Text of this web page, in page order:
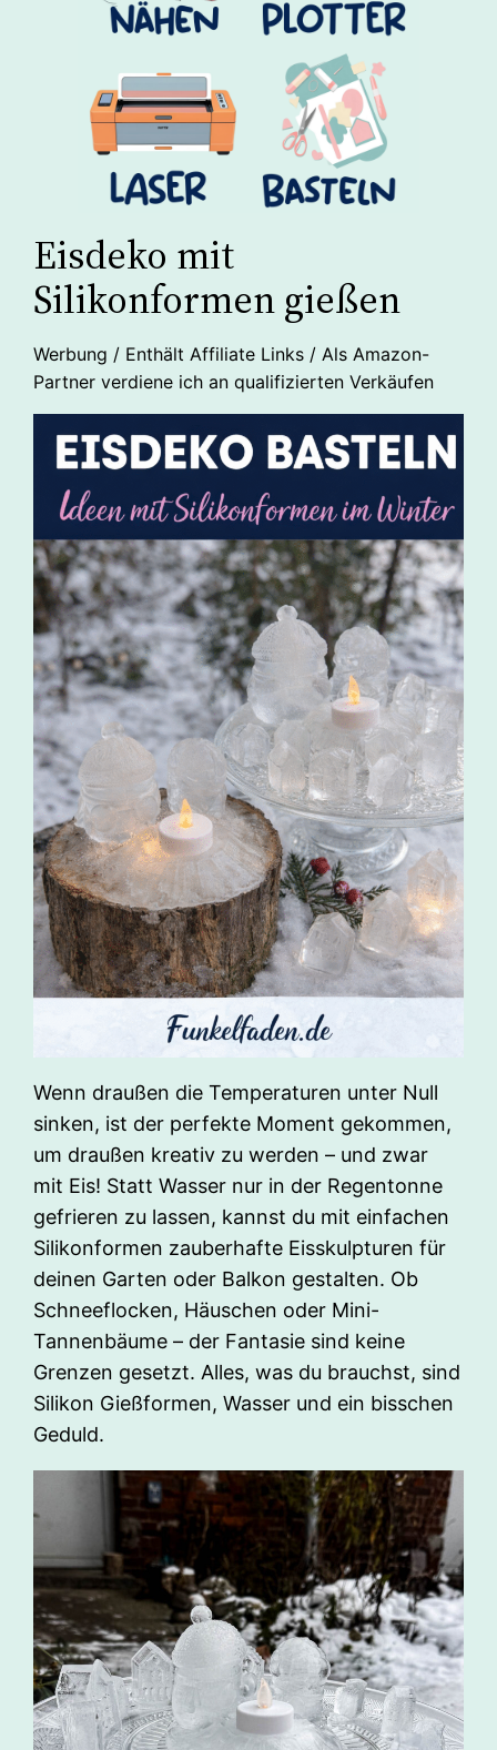
Eisdeko mit
Silikonformen gießen
Werbung / Enthält Affiliate Links / Als Amazon-
Partner verdiene ich an qualifizierten Verkäufen
Wenn draußen die Temperaturen unter Null
sinken, ist der perfekte Moment gekommen,
um draußen kreativ zu werden – und zwar
mit Eis! Statt Wasser nur in der Regentonne
gefrieren zu lassen, kannst du mit einfachen
Silikonformen zauberhafte Eisskulpturen für
deinen Garten oder Balkon gestalten. Ob
Schneeflocken, Häuschen oder Mini-
Tannenbäume – der Fantasie sind keine
Grenzen gesetzt. Alles, was du brauchst, sind
Silikon Gießformen, Wasser und ein bisschen
Geduld.